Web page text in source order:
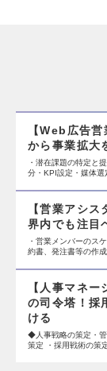
【Web広告
から事業拡大
・潜在課題の特定と
分・KPI設定・媒体選
【営業アシ
界内でも注目
・営業メンバーのス
約書、発注書等の作
【人事マネ
の司令塔！採
ける
◆人事戦略の策定・
策定 ・採用戦術の策